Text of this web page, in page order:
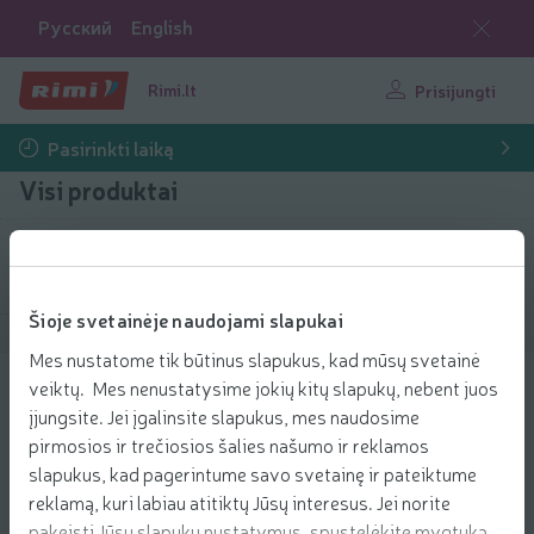
Šioje svetainėje naudojami slapukai
Mes nustatome tik būtinus slapukus, kad mūsų svetainė
veiktų. Mes nenustatysime jokių kitų slapukų, nebent juos
įjungsite. Jei įgalinsite slapukus, mes naudosime
pirmosios ir trečiosios šalies našumo ir reklamos
slapukus, kad pagerintume savo svetainę ir pateiktume
reklamą, kuri labiau atitiktų Jūsų interesus. Jei norite
Русский English
Rimi.lt Prisijungti
Pasirinkti laiką
Visi produktai
Filtruoti produktus
Rodyti produktus
Dribsn. batonėl. su jogurt., vais. AXA,
25 g
0.42 € už vnt.
042
€/vnt.Kaina už vienetą: 16,80 €/kg
16,80 €/kg
Įdėti į krepšelį